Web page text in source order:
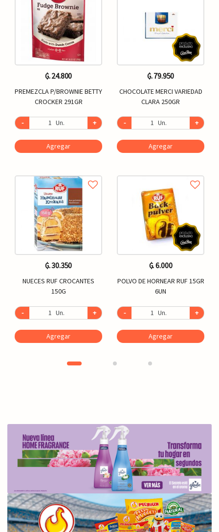
₲. 24.800
PREMEZCLA P/BROWNIE BETTY
CROCKER 291GR
- Un. +
Agregar
₲. 30.350
NUECES RUF CROCANTES
150G
- Un. +
Agregar
₲. 79.950
CHOCOLATE MERCI VARIEDAD
CLARA 250GR
- Un. +
Agregar
₲. 6.000
POLVO DE HORNEAR RUF 15GR
6UN
- Un. +
Agregar